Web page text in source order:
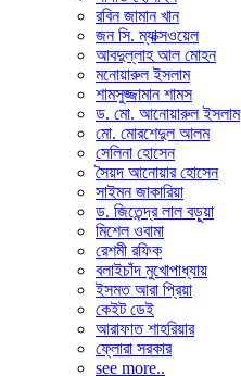
রবিন জামান খান
জন সি. ম্যাক্সওয়েল
আবদুল্লাহ আল মোহন
মনোয়ারুল ইসলাম
শামসুজ্জামান শামস
ড. মো. আনোয়ারুল ইসলাম
মো. মোরশেদুল আলম
সেলিনা হোসেন
সৈয়দ আনোয়ার হোসেন
সাইমন জাকারিয়া
ড. জিতেন্দ্র লাল বড়ুয়া
মিশেল ওবামা
রেশমী রফিক
বলাইচাঁদ মুখোপাধ্যায়
ইসমত আরা প্রিয়া
কেইট ডেই
আরাফাত শাহরিয়ার
ফ্লোরা সরকার
see more..